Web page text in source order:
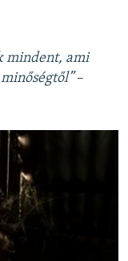
mindent, ami
–